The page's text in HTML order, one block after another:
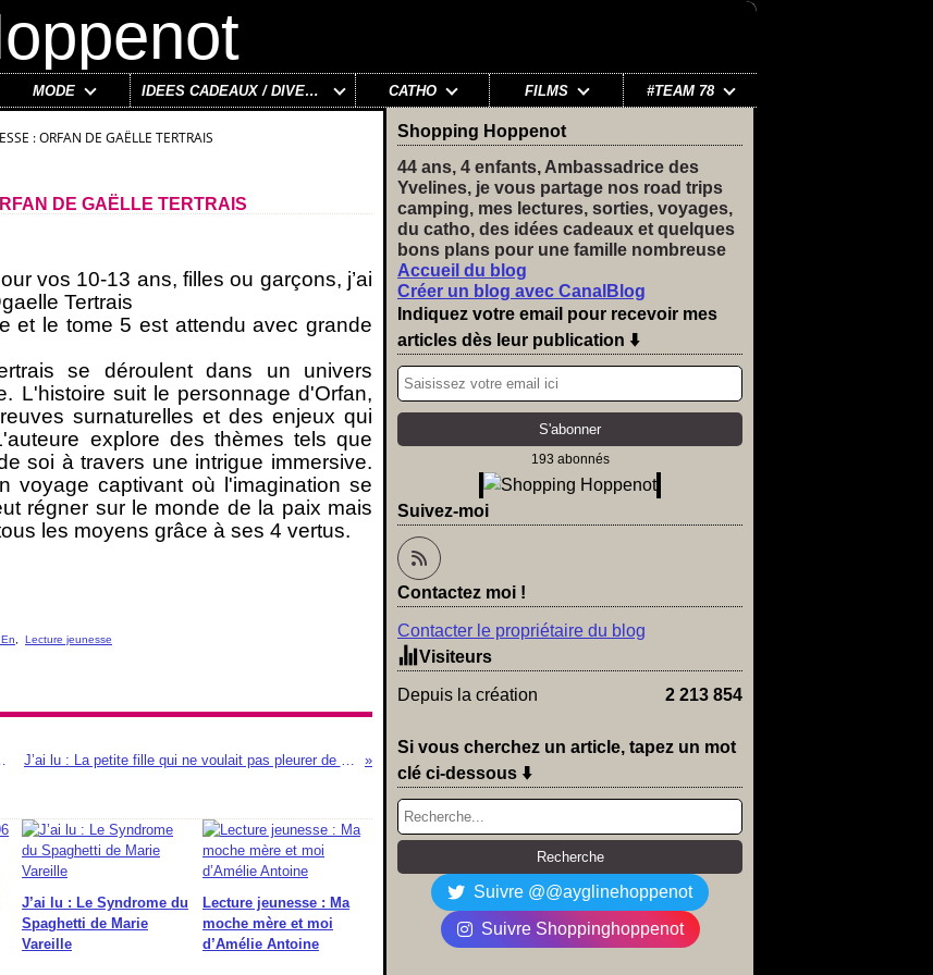
MODE IDÉES CADEAUX / DIVERS CATHO FILMS #TEAM 78
: ORFAN DE GAËLLE TERTRAIS
DE GAËLLE TERTRAIS
vos 10-13 ans, filles ou garçons, j’ai
Tertrais
et le tome 5 est attendu avec grande
se déroulent dans un univers
L'histoire suit le personnage d'Orfan,
surnaturelles et des enjeux qui
explore des thèmes tels que
soi à travers une intrigue immersive.
voyage captivant où l'imagination se
régner sur le monde de la paix mais
les moyens grâce à ses 4 vertus.
Lecture jeunesse
de Marie Vareille J’ai lu : La petite fille qui ne voulait pas pleurer de Paul F. Husson
J’ai lu : Le Syndrome du
Spaghetti de Marie
Vareille
Lecture jeunesse : Ma
moche mère et moi
d’Amélie Antoine
Shopping Hoppenot
44 ans, 4 enfants, Ambassadrice des
Yvelines, je vous partage nos road trips
camping, mes lectures, sorties, voyages,
du catho, des idées cadeaux et quelques
bons plans pour une famille nombreuse
Accueil du blog
Créer un blog avec CanalBlog
Indiquez votre email pour recevoir mes
articles dès leur publication ⬇️
193 abonnés
Suivez-moi
Contactez moi !
Contacter le propriétaire du blog
Visiteurs
Depuis la création 2 213 854
Si vous cherchez un article, tapez un mot
clé ci-dessous ⬇️
Suivre @@ayglinehoppenot
Suivre Shoppinghoppenot